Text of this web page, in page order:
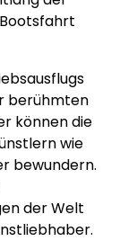
berühmten
können die
wie
bewundern.
der Welt